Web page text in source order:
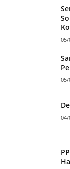
05/
05/
04/